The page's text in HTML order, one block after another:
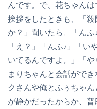
んです。で、花ちゃん
挨拶をしたときも、「
か？」聞いたら、「んふ
「え？」「んふ♪」「い
いてるんですよ。」「
まりちゃんと会話がで
クさんや俺とふぅちゃ
が静かだったからか、